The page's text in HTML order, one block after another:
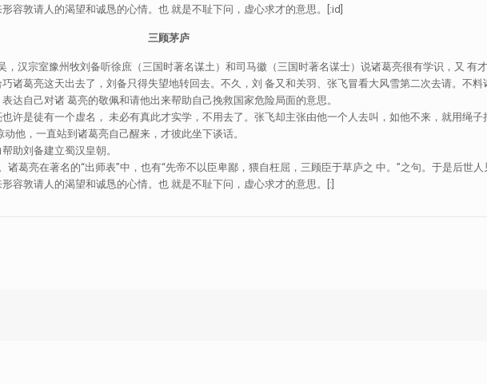
容敦请人的渴望和诚恳的心情。也 就是不耻下问，虚心求才的意思。[:id]
三顾茅庐
室豫州牧刘备听徐庶（三国时著名谋土）和司马徽（三国时著名谋士）说诸葛亮很有学识，又 有才
诸葛亮这天出去了，刘备只得失望地转回去。不久，刘 备又和关羽、张飞冒看大风雪第二次去请。不
达自己对诸 葛亮的敬佩和请他出来帮助自己挽救国家危险局面的意思。
许是徒有一个虚名， 未必有真此才实学，不用去了。张飞却主张由他一个人去叫，如他不来，就用绳
他，一直站到诸葛亮自己醒来，才彼此坐下谈话。
助刘备建立蜀汉皇朝。
诸葛亮在著名的“出师表”中，也有“先帝不以臣卑鄙，猥自枉屈，三顾臣于草庐之 中。”之句。于是后世
容敦请人的渴望和诚恳的心情。也 就是不耻下问，虚心求才的意思。[:]